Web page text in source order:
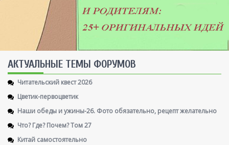
AКТУАЛЬНЫЕ ТЕМЫ ФОРУМОВ
Читательский квест 2026
Цветик-первоцветик
Наши обеды и ужины-26. Фото обязательно, рецепт желательно
Что? Где? Почем? Том 27
Китай самостоятельно